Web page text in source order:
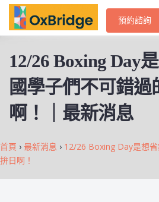
預約諮詢
12/26 Boxing Day
國學子們不可錯過
啊！｜最新消息
首頁 › 最新消息 › 12/26 Boxing Day是想
拚日啊！